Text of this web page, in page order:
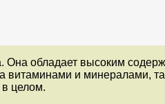
Она обладает высоким
витаминами и минералами,
целом.